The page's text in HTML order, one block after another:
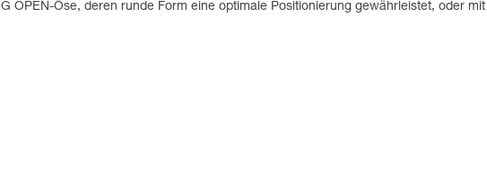
OPEN-Öse, deren runde Form eine optimale Positionierung gewährleistet, oder